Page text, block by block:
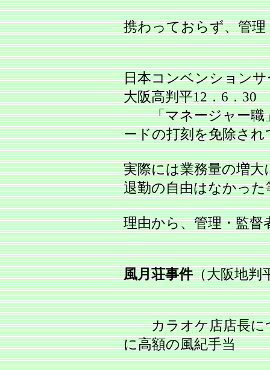
携わっておらず、管
日本コンベンション
大阪高判平12．6．30
「マネージャー職」
ードの打刻を免除さ
実際には業務量の増
退勤の自由はなかった
理由から、管理・監
風月荘事件（大阪地判
カラオケ店店長につ
に高額の風紀手当